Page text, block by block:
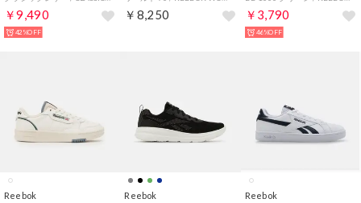
￥9,490
42%OFF
￥8,250 ￥3,790
46%OFF
Reebok Reebok Reebok